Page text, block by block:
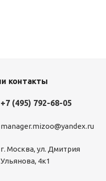
контакты
+7 (495) 792-68-05
manager.mizoo@yandex.ru
г. Москва, ул. Дмитрия
Ульянова, 4к1